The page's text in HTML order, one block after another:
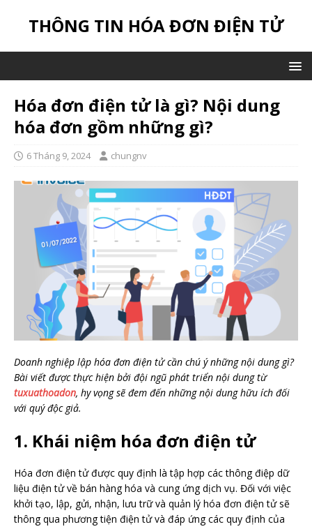
THÔNG TIN HÓA ĐƠN ĐIỆN TỬ
Hóa đơn điện tử là gì? Nội dung
hóa đơn gồm những gì?
6 Tháng 9, 2024 chungnv
Doanh nghiệp lập hóa đơn điện tử cần chú ý những nội dung gì?
Bài viết được thực hiện bởi đội ngũ phát triển nội dung từ
tuxuathoadon, hy vọng sẽ đem đến những nội dung hữu ích đối
với quý độc giả.
1. Khái niệm hóa đơn điện tử
Hóa đơn điện tử được quy định là tập hợp các thông điệp dữ
liệu điện tử về bán hàng hóa và cung ứng dịch vụ. Đối với việc
khởi tạo, lập, gửi, nhận, lưu trữ và quản lý hóa đơn điện tử sẽ
thông qua phương tiện điện tử và đáp ứng các quy định của